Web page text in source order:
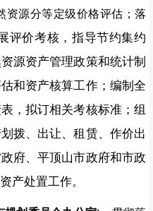
资源分等定级价格评估；落
评价考核，指导节约集约
源资产管理政策和统计制
和资产核算工作；编制全
，拟订相关考核标准；组
拨、出让、租赁、作价出
府、平顶山市政府和市政
产处置工作。